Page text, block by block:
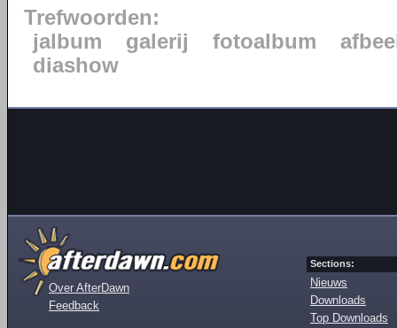
Trefwoorden:
jalbum
galerij fotoalbum
diashow
Over AfterDawn
Feedback
Sections:
Nieuws
Downloads
Top Downloads